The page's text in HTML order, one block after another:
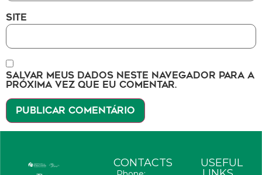
SITE
SALVAR MEUS DADOS NESTE NAVEGADOR PARA A
PRÓXIMA VEZ QUE EU COMENTAR.
CONTACTS
USEFUL